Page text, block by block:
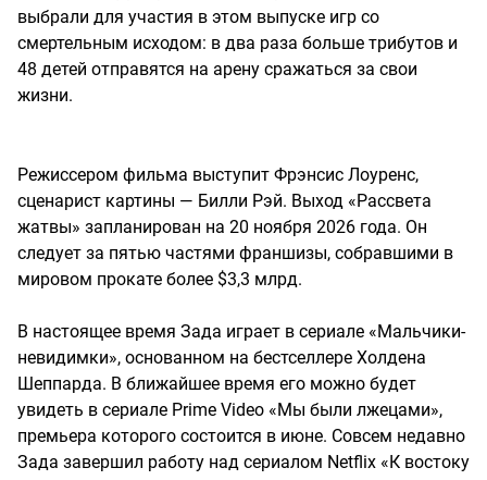
выбрали для участия в этом выпуске игр со
смертельным исходом: в два раза больше трибутов и
48 детей отправятся на арену сражаться за свои
жизни.
Режиссером фильма выступит Фрэнсис Лоуренс,
сценарист картины — Билли Рэй. Выход «Рассвета
жатвы» запланирован на 20 ноября 2026 года. Он
следует за пятью частями франшизы, собравшими в
мировом прокате более $3,3 млрд.
В настоящее время Зада играет в сериале «Мальчики-
невидимки», основанном на бестселлере Холдена
Шеппарда. В ближайшее время его можно будет
увидеть в сериале Prime Video «Мы были лжецами»,
премьера которого состоится в июне. Совсем недавно
Зада завершил работу над сериалом Netflix «К востоку